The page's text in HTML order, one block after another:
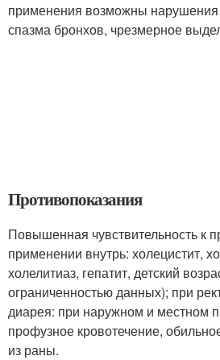
применения возможны
спазма бронхов, чрезмерное
Противопоказания
Повышенная чувствительность к
применении внутрь: холецистит,
холелитиаз, гепатит, детский
ограниченностью данных); при
диарея: при наружном и местном
профузное кровотечение,
из раны.